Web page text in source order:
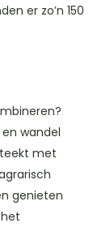
er zo’n 150
wandel
met
genieten